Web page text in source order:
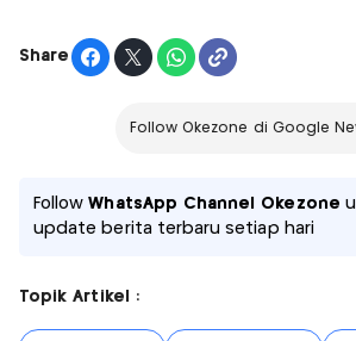
Share
Follow Okezone di Google
FollowWhatsApp Channel Okezone
update berita terbaru setiap hari
Topik Artikel :